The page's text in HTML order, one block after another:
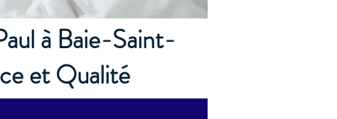
à Baie-Saint-
et Qualité